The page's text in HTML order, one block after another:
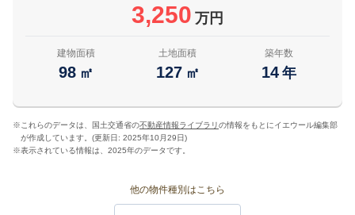
3,250 万円
建物面積
98 ㎡
土地面積
127 ㎡
築年数
14 年
※ これらのデータは、国土交通省の不動産情報ライブラリの情報をもとにイエウール編集部
が作成しています。(更新日: 2025年10月29日)
※表示されている情報は、2025年のデータです。
他の物件種別はこちら